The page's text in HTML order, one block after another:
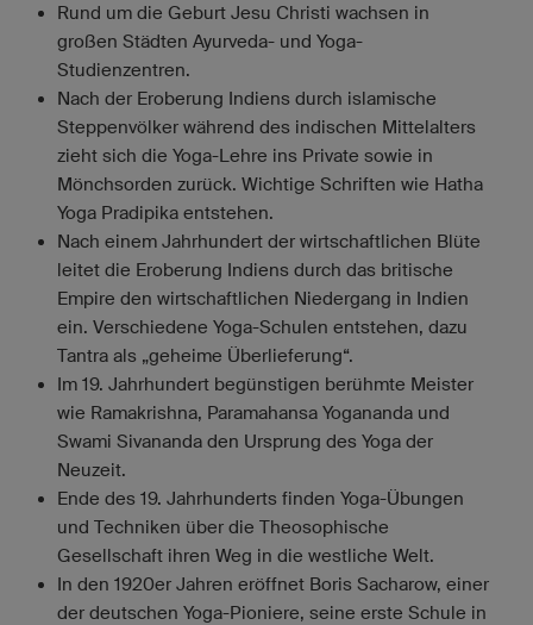
Rund um die Geburt Jesu Christi wachsen in
großen Städten Ayurveda- und Yoga-
Studienzentren.
Nach der Eroberung Indiens durch islamische
Steppenvölker während des indischen Mittelalters
zieht sich die Yoga-Lehre ins Private sowie in
Mönchsorden zurück. Wichtige Schriften wie Hatha
Yoga Pradipika entstehen.
Nach einem Jahrhundert der wirtschaftlichen Blüte
leitet die Eroberung Indiens durch das britische
Empire den wirtschaftlichen Niedergang in Indien
ein. Verschiedene Yoga-Schulen entstehen, dazu
Tantra als „geheime Überlieferung“.
Im 19. Jahrhundert begünstigen berühmte Meister
wie Ramakrishna, Paramahansa Yogananda und
Swami Sivananda den Ursprung des Yoga der
Neuzeit.
Ende des 19. Jahrhunderts finden Yoga-Übungen
und Techniken über die Theosophische
Gesellschaft ihren Weg in die westliche Welt.
In den 1920er Jahren eröffnet Boris Sacharow, einer
der deutschen Yoga-Pioniere, seine erste Schule in